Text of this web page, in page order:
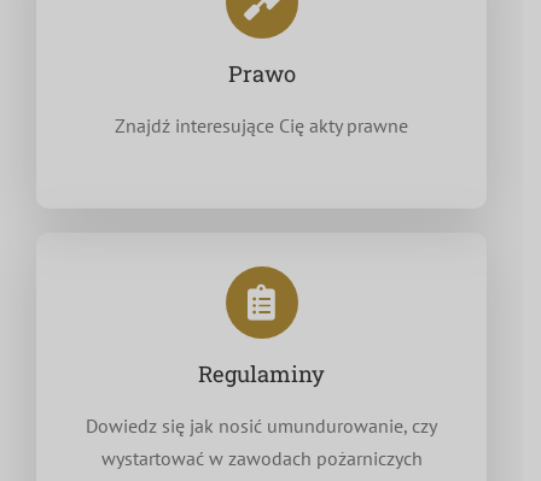
Prawo
Znajdź interesujące Cię akty prawne
Regulaminy
Dowiedz się jak nosić umundurowanie, czy
wystartować w zawodach pożarniczych